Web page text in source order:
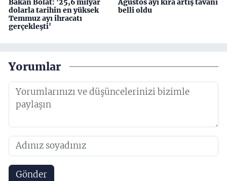
Bakan Bolat: '25,6 milyar
dolarla tarihin en yüksek
Temmuz ayı ihracatı
gerçekleşti'
Ağustos ayı kira artış tavanı
belli oldu
Yorumlar
Gönder